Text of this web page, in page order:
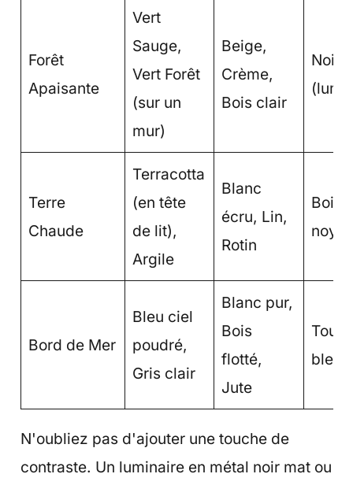
Forêt
Apaisante
Vert
Sauge,
Vert Forêt
(sur un
mur)
Beige,
Crème,
Bois clair
Noir
Terre
Chaude
Terracotta
(en tête
de lit),
Argile
Blanc
écru, Lin,
Rotin
Bois
noyer
Bord de Mer
Bleu ciel
poudré,
Gris clair
Blanc pur,
Bois
flotté,
Jute
bleu
N'oubliez pas d'ajouter une touche de
contraste. Un luminaire en métal noir mat ou